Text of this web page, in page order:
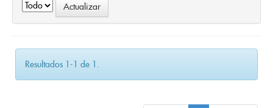
Resultados 1-1 de 1.